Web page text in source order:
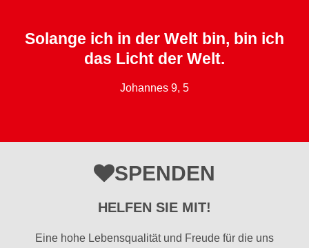
Solange ich in der Welt bin, bin ich
das Licht der Welt.
Johannes 9, 5
SPENDEN
HELFEN SIE MIT!
Eine hohe Lebensqualität und Freude für die uns